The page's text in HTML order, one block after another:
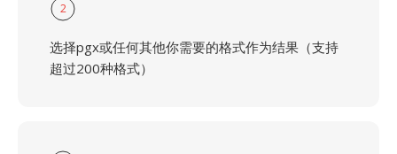
2
选择pgx或任何其他你需要的格式作为结果（支持
超过200种格式）